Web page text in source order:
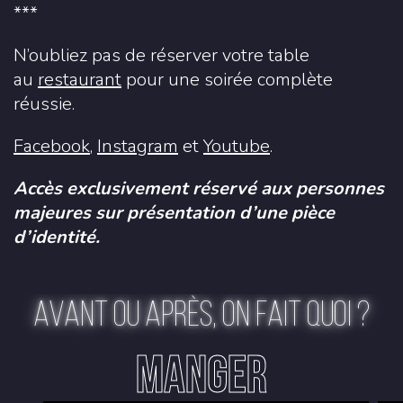
***
N’oubliez pas de réserver votre table
au restaurant pour une soirée complète
réussie.
Facebook, Instagram etYoutube.
Accès exclusivement réservé aux personnes
majeures sur présentation d’une pièce
d’identité.
AVANT OU APRÈS, ON FAIT QUOI ?
MANGER